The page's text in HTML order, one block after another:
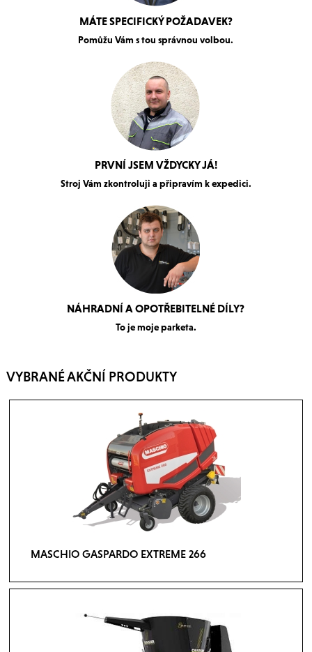
MÁTE SPECIFICKÝ POŽADAVEK?
Pomůžu Vám s tou správnou volbou.
PRVNÍ JSEM VŽDYCKY JÁ!
Stroj Vám zkontroluji a připravím k expedici.
NÁHRADNÍ A OPOTŘEBITELNÉ DÍLY?
To je moje parketa.
VYBRANÉ AKČNÍ PRODUKTY
MASCHIO GASPARDO EXTREME 266